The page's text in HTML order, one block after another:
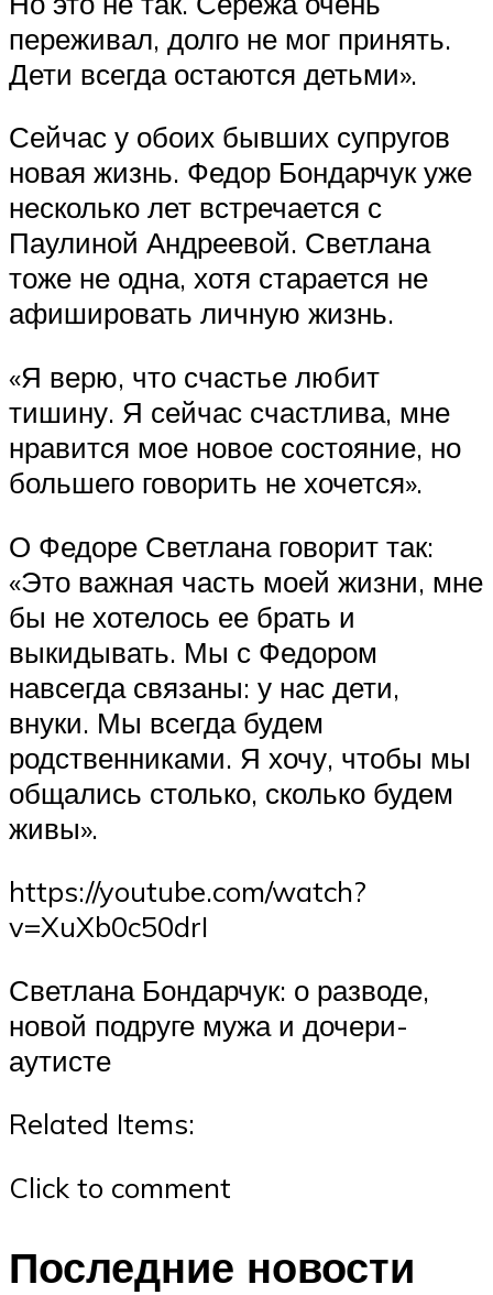
переживал, долго не мог принять.
Дети всегда остаются детьми».
Сейчас у обоих бывших супругов
новая жизнь. Федор Бондарчук уже
несколько лет встречается с
Паулиной Андреевой. Светлана
тоже не одна, хотя старается не
афишировать личную жизнь.
«Я верю, что счастье любит
тишину. Я сейчас счастлива, мне
нравится мое новое состояние, но
большего говорить не хочется».
О Федоре Светлана говорит так:
«Это важная часть моей жизни, мне
бы не хотелось ее брать и
выкидывать. Мы с Федором
навсегда связаны: у нас дети,
внуки. Мы всегда будем
родственниками. Я хочу, чтобы мы
общались столько, сколько будем
живы».
https://youtube.com/watch?
v=XuXb0c50drI
Светлана Бондарчук: о разводе,
новой подруге мужа и дочери-
аутисте
Related Items:
Click to comment
Последние новости